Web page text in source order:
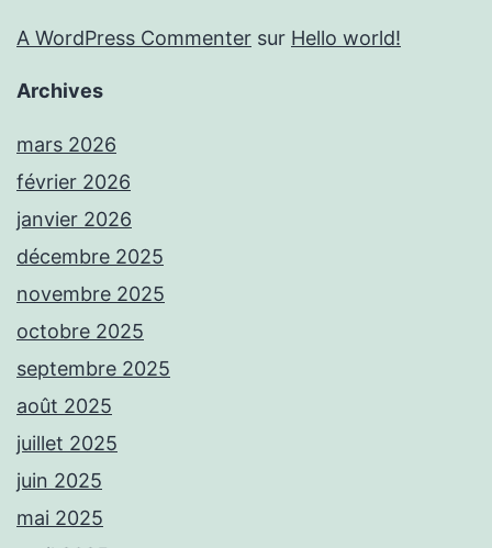
A WordPress Commenter sur Hello world!
Archives
mars 2026
février 2026
janvier 2026
décembre 2025
novembre 2025
octobre 2025
septembre 2025
août 2025
juillet 2025
juin 2025
mai 2025